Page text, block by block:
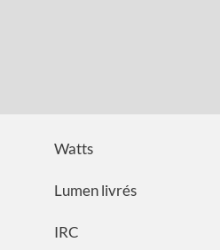
Watts
Lumen livrés
IRC